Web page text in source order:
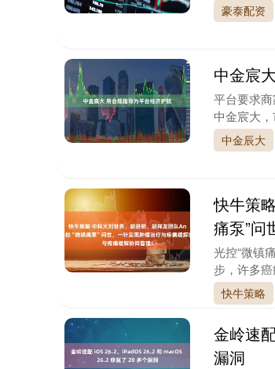
豪泰配资
中金宸
平台要求
中金宸大
中金辰大
快牛策
痛泵”问
光控“微镇
步，许多
快牛策略
金岭速
漏洞